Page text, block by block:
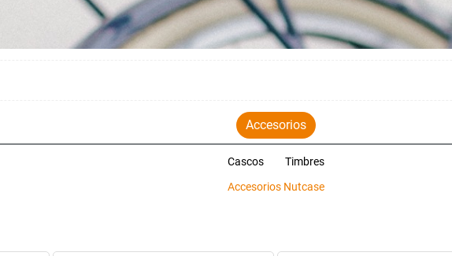
Accesorios
Cascos
Timbres
Accesorios Nutcase